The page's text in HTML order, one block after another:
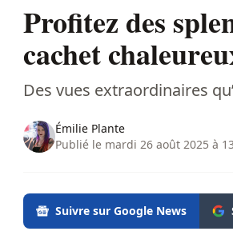
Profitez des
cachet
Des vues extraordinaires
Émilie Plante
Publié le mardi 26 août 2025 à
Suivre sur Google News